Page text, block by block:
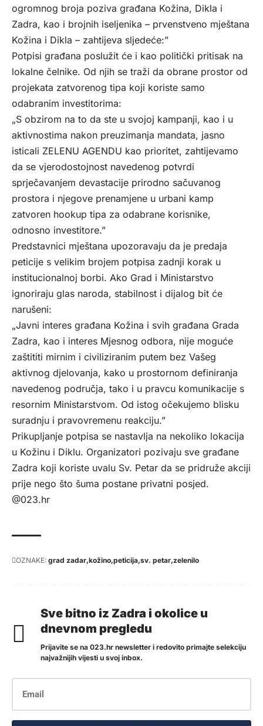
ogromnog broja poziva građana Kožina, Dikla i
Zadra, kao i brojnih iseljenika – prvenstveno mještana
Kožina i Dikla – zahtijeva sljedeće:”
Potpisi građana poslužit će i kao politički pritisak na
lokalne čelnike. Od njih se traži da obrane prostor od
projekata zatvorenog tipa koji koriste samo
odabranim investitorima:
„S obzirom na to da ste u svojoj kampanji, kao i u
aktivnostima nakon preuzimanja mandata, jasno
isticali ZELENU AGENDU kao prioritet, zahtijevamo
da se vjerodostojnost navedenog potvrdi
sprječavanjem devastacije prirodno sačuvanog
prostora i njegove prenamjene u urbani kamp
zatvoren hookup tipa za odabrane korisnike,
odnosno investitore.”
Predstavnici mještana upozoravaju da je predaja
peticije s velikim brojem potpisa zadnji korak u
institucionalnoj borbi. Ako Grad i Ministarstvo
ignoriraju glas naroda, stabilnost i dijalog bit će
narušeni:
„Javni interes građana Kožina i svih građana Grada
Zadra, kao i interes Mjesnog odbora, nije moguće
zaštititi mirnim i civiliziranim putem bez Vašeg
aktivnog djelovanja, kako u prostornom definiranja
navedenog područja, tako i u pravcu komunikacije s
resornim Ministarstvom. Od istog očekujemo blisku
suradnju i pravovremenu reakciju.”
Prikupljanje potpisa se nastavlja na nekoliko lokacija
u Kožinu i Diklu. Organizatori pozivaju sve građane
Zadra koji koriste uvalu Sv. Petar da se pridruže akciji
prije nego što šuma postane privatni posjed.
@023.hr
OZNAKE: grad zadar kožino peticija sv. petar zelenilo
Sve bitno iz Zadra i okolice u
dnevnom pregledu
Prijavite se na 023.hr newsletter i redovito primajte selekciju
najvažnijih vijesti u svoj inbox.